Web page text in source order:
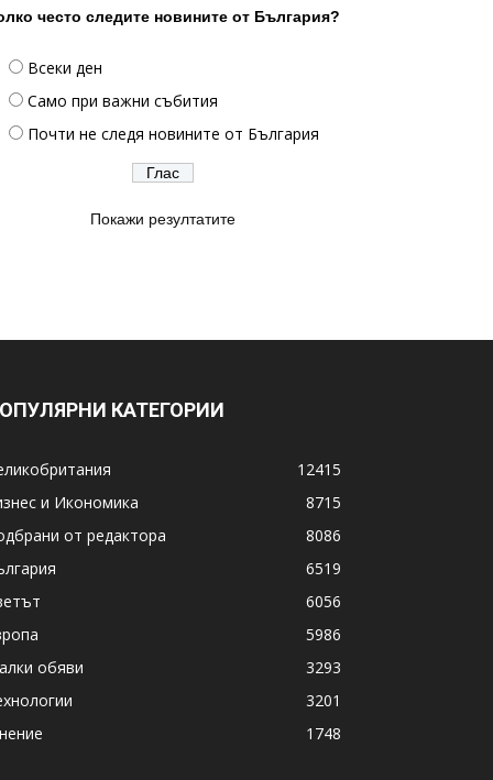
често следите новините от България?
Всеки ден
Само при важни събития
Почти не следя новините от България
Покажи резултатите
КАТЕГОРИИ
12415
и Икономика
8715
от редактора
8086
6519
6056
5986
обяви
3293
3201
1748